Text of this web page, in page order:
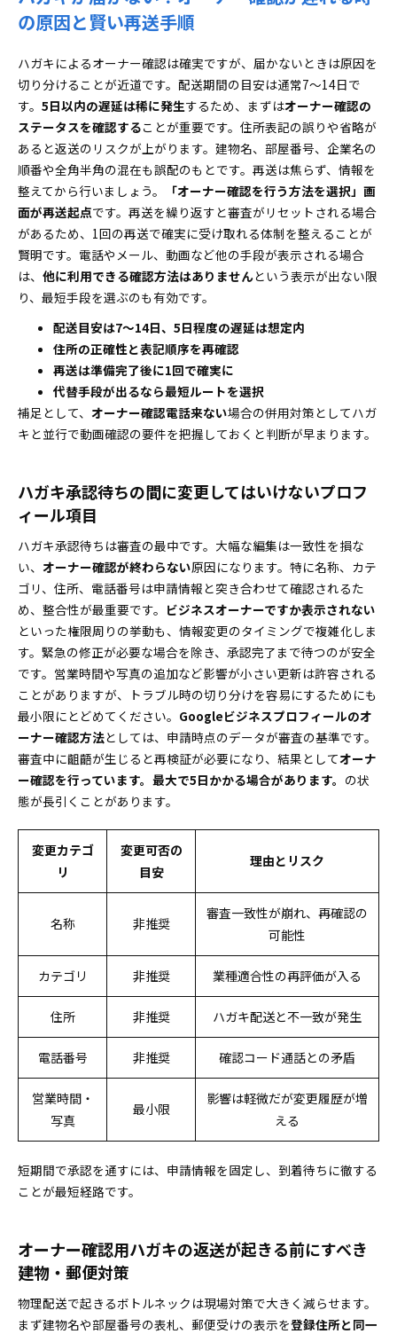
の原因と賢い再送手順
ハガキによるオーナー確認は確実ですが、届かないときは原因を
切り分けることが近道です。配送期間の目安は通常7〜14日で
す。 5日以内の遅延は稀に発生するため、まずはオーナー確認の
ステータスを確認することが重要です。住所表記の誤りや省略が
あると返送のリスクが上がります。建物名、部屋番号、企業名の
順番や全角半角の混在も誤配のもとです。再送は焦らず、情報を
整えてから行いましょう。
「オーナー確認を行う方法を選択」画
面が再送起点です。再送を繰り返すと審査がリセットされる場合
があるため、1回の再送で確実に受け取れる体制を整えることが
賢明です。電話やメール、動画など他の手段が表示される場合
は、 他に利用できる確認方法はありませんという表示が出ない限
り、最短手段を選ぶのも有効です。
配送目安は7〜14日、5日程度の遅延は想定内
住所の正確性と表記順序を再確認
再送は準備完了後に1回で確実に
代替手段が出るなら最短ルートを選択
補足として、 オーナー確認電話来ない場合の併用対策としてハガ
キと並行で動画確認の要件を把握しておくと判断が早まります。
ハガキ承認待ちの間に変更してはいけないプロフ
ィール項目
ハガキ承認待ちは審査の最中です。大幅な編集は一致性を損な
い、 オーナー確認が終わらない原因になります。特に名称、カテ
ゴリ、住所、電話番号は申請情報と突き合わせて確認されるた
め、整合性が最重要です。 ビジネスオーナーですか表示されない
といった権限周りの挙動も、情報変更のタイミングで複雑化しま
す。緊急の修正が必要な場合を除き、承認完了まで待つのが安全
です。営業時間や写真の追加など影響が小さい更新は許容される
ことがありますが、トラブル時の切り分けを容易にするためにも
最小限にとどめてください。 Googleビジネスプロフィールのオ
ーナー確認方法としては、申請時点のデータが審査の基準です。
審査中に齟齬が生じると再検証が必要になり、結果としてオーナ
ー確認を行っています。最大で5日かかる場合があります。 の状
態が長引くことがあります。
変更カテゴ
リ
変更可否の
目安
理由とリスク
名称 非推奨
審査一致性が崩れ、再確認の
可能性
カテゴリ 非推奨 業種適合性の再評価が入る
住所 非推奨 ハガキ配送と不一致が発生
電話番号 非推奨 確認コード通話との矛盾
営業時間・
写真
最小限
影響は軽微だが変更履歴が増
える
短期間で承認を通すには、申請情報を固定し、到着待ちに徹する
ことが最短経路です。
オーナー確認用ハガキの返送が起きる前にすべき
建物・郵便対策
物理配送で起きるボトルネックは現場対策で大きく減らせます。
まず建物名や部屋番号の表札、郵便受けの表示を登録住所と同一